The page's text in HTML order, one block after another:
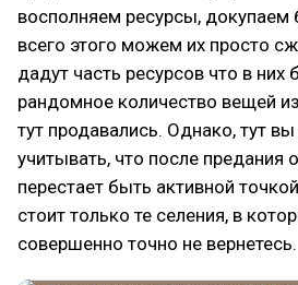
восполняем ресурсы, докупаем
всего этого можем их просто
дадут часть ресурсов что в них
рандомное количество вещей
тут продавались. Однако, тут
учитывать, что после предания
перестает быть активной
стоит только те селения, в
совершенно точно не вернетесь.